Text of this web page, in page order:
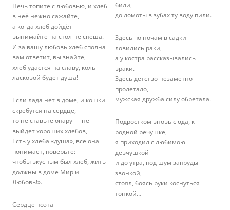
Печь топите с любовью, и хлеб
в неё нежно сажайте,
а когда хлеб дойдёт —
вынимайте на стол не спеша.
И за вашу любовь хлеб сполна
вам ответит, вы знайте,
хлеб удастся на славу, коль
ласковой будет душа!
Если лада нет в доме, и кошки
скребутся на сердце,
то не ставьте опару — не
выйдет хороших хлебов,
Есть у хлеба «душа», всё она
понимает, поверьте:
чтобы вкусным был хлеб, жить
должны в доме Мир и
Любовь!».
Сердце поэта
били,
до ломоты в зубах ту воду пили.
Здесь по ночам в садки
ловились раки,
а у костра рассказывались
враки.
Здесь детство незаметно
пролетало,
мужская дружба силу обретала.
Подростком вновь сюда, к
родной речушке,
я приходил с любимою
девчушкой
и до утра, под шум запруды
звонкой,
стоял, боясь руки коснуться
тонкой…